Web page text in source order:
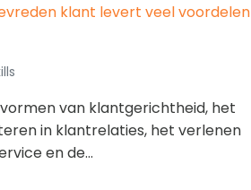
klant levert veel voordelen
van klantgerichtheid, het
in klantrelaties, het verlenen
en de...